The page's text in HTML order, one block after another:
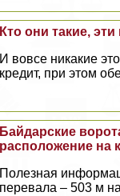
Кто они такие,
И вовсе никакие
кредит, при этом
Байдарские
расположение на
Полезная
перевала – 503 м